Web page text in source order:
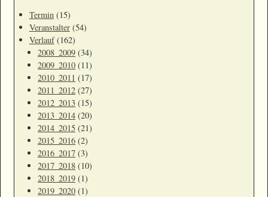
Termin (15)
Veranstalter(54)
Verlauf(162)
2008_2009 (34)
2009_2010 (11)
2010_2011 (17)
2011_2012 (27)
2012_2013 (15)
2013_2014 (20)
2014_2015 (21)
2015_2016 (2)
2016_2017 (3)
2017_2018 (10)
2018_2019 (1)
2019_2020 (1)